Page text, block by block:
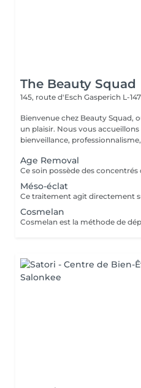
The Beauty Squad
145, route d'Esch Gasperich L-
Bienvenue chez Beauty Squad,
un plaisir. Nous vous
bienveillance,
Age Removal
Méso-éclat
Cosmelan